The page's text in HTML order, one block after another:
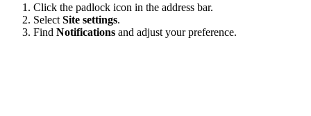
Click the padlock icon in the address bar.
Select Site settings.
Find Notifications and adjust your preference.